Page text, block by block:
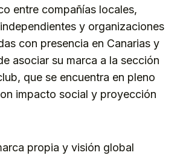
entre compañías locales,
y organizaciones
con presencia en Canarias y
asociar su marca a la sección
que se encuentra en pleno
impacto social y proyección
propia y visión global